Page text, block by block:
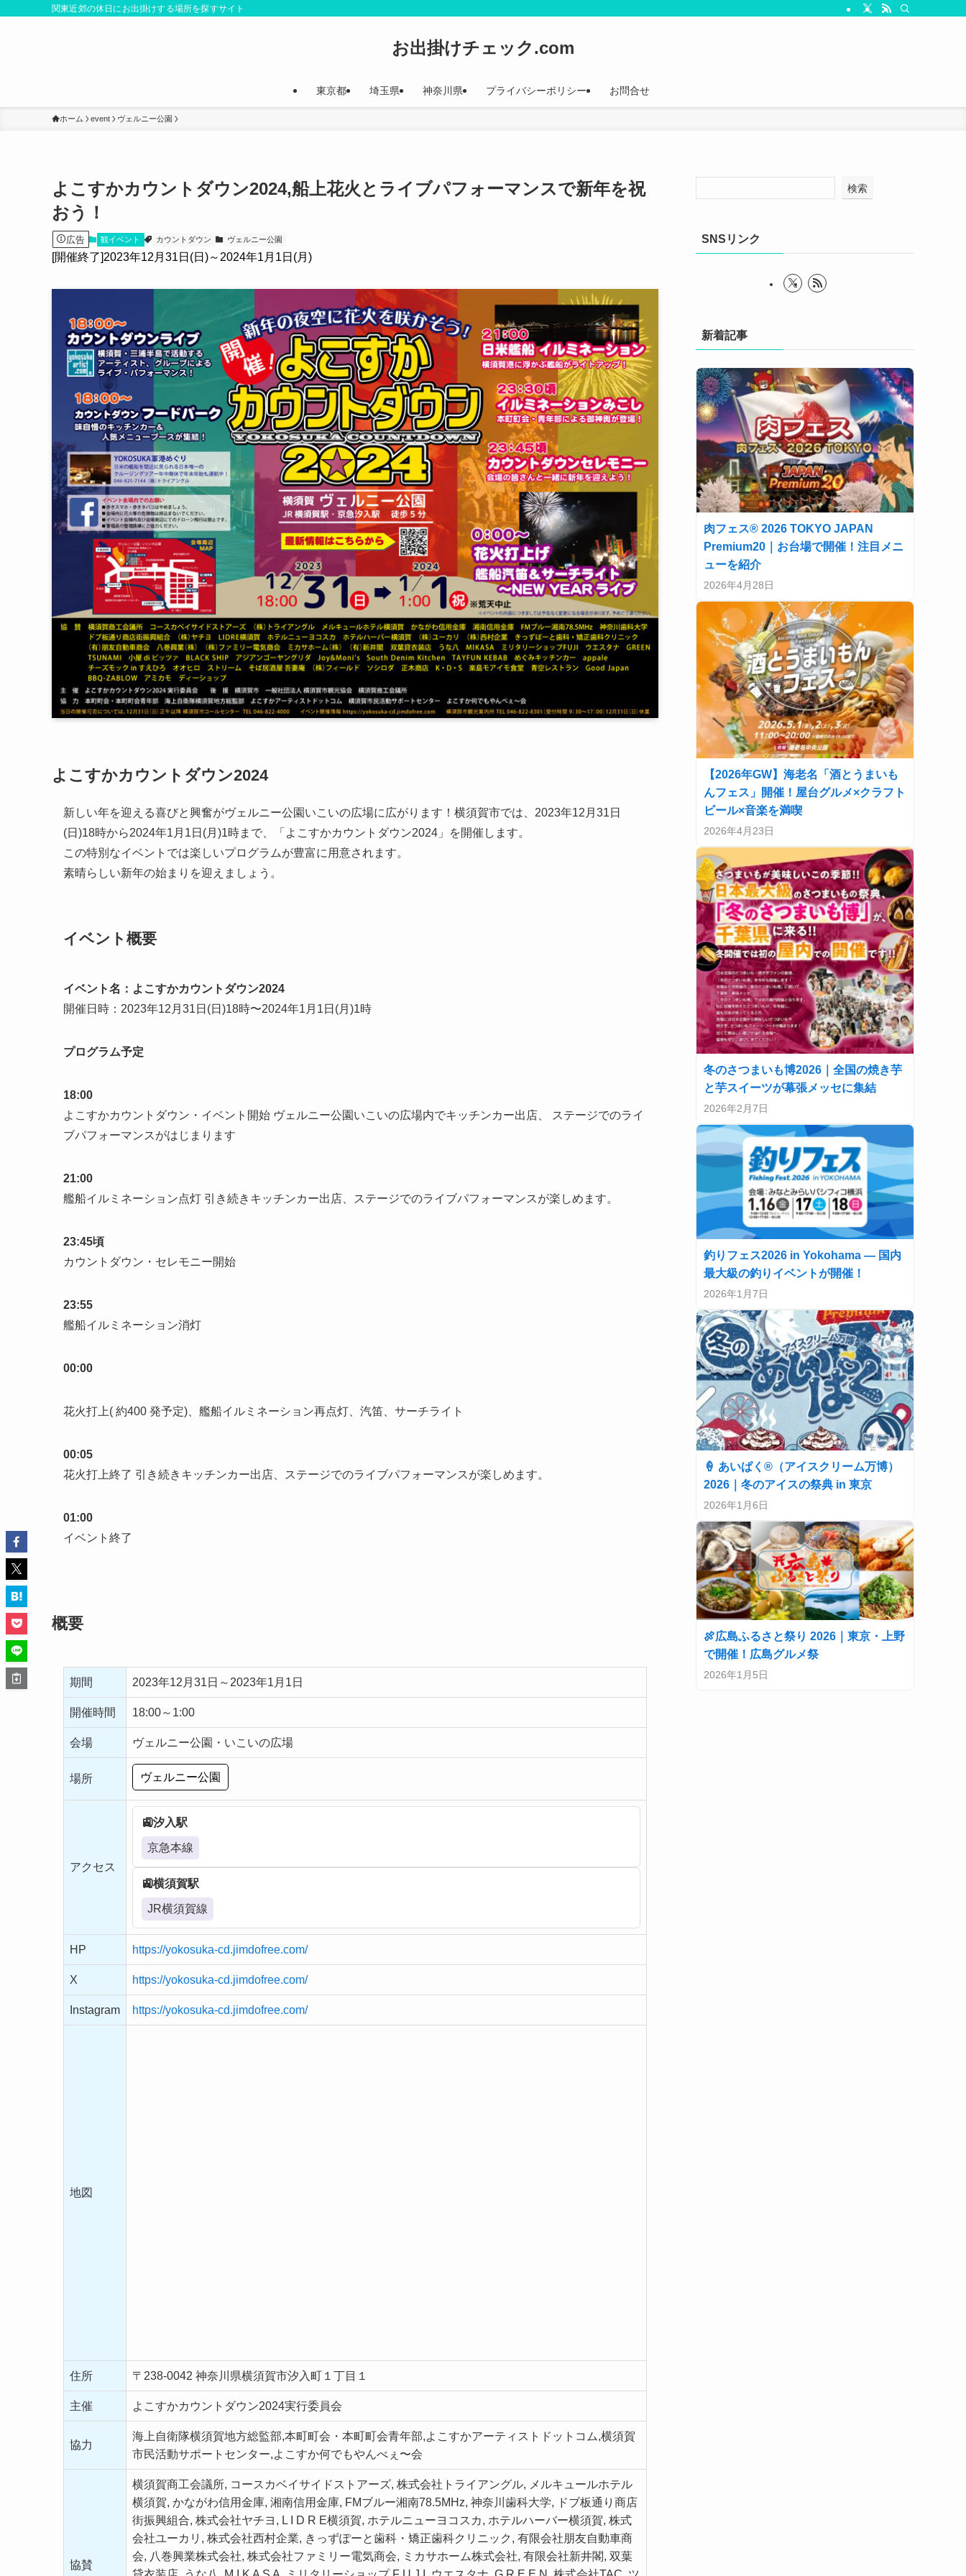
関東近郊の休日にお出掛けする場所を探すサイト
お出掛けチェック.com
東京都 埼玉県 神奈川県 プライバシーポリシー お問合せ
ホーム event ヴェルニー公園
よこすかカウントダウン2024,船上花火とライブパフォーマンスで新年を祝
おう！
広告 観イベント カウントダウン ヴェルニー公園
[開催終了]2023年12月31日(日)～2024年1月1日(月)
よこすかカウントダウン2024
新しい年を迎える喜びと興奮がヴェルニー公園いこいの広場に広がります！横須賀市では、2023年12月31日
(日)18時から2024年1月1日(月)1時まで、「よこすかカウントダウン2024」を開催します。
この特別なイベントでは楽しいプログラムが豊富に用意されます。
素晴らしい新年の始まりを迎えましょう。
イベント概要
イベント名：よこすかカウントダウン2024
開催日時：2023年12月31日(日)18時〜2024年1月1日(月)1時
プログラム予定
18:00
よこすかカウントダウン・イベント開始 ヴェルニー公園いこいの広場内でキッチンカー出店、 ステージでのライ
ブパフォーマンスがはじまります
21:00
艦船イルミネーション点灯 引き続きキッチンカー出店、ステージでのライブパフォーマンスが楽しめます。
23:45頃
カウントダウン・セレモニー開始
23:55
艦船イルミネーション消灯
00:00
花火打上( 約400 発予定)、艦船イルミネーション再点灯、汽笛、サーチライト
00:05
花火打上終了 引き続きキッチンカー出店、ステージでのライブパフォーマンスが楽しめます。
01:00
イベント終了
概要
期間 2023年12月31日～2023年1月1日
開催時間 18:00～1:00
会場 ヴェルニー公園・いこいの広場
場所 ヴェルニー公園
アクセス
汐入駅
京急本線
横須賀駅
JR横須賀線
HP https://yokosuka-cd.jimdofree.com/
X https://yokosuka-cd.jimdofree.com/
Instagram https://yokosuka-cd.jimdofree.com/
地図
住所 〒238-0042 神奈川県横須賀市汐入町１丁目１
主催 よこすかカウントダウン2024実行委員会
協力
海上自衛隊横須賀地方総監部,本町町会・本町町会青年部,よこすかアーティストドットコム,横須賀
市民活動サポートセンター,よこすか何でもやんべぇ〜会
協賛
横須賀商工会議所, コースカベイサイドストアーズ, 株式会社トライアングル, メルキュールホテル
横須賀, かながわ信用金庫, 湘南信用金庫, FMブルー湘南78.5MHz, 神奈川歯科大学, ドブ板通り商店
街振興組合, 株式会社ヤチヨ, L I D R E横須賀, ホテルニューヨコスカ, ホテルハーバー横須賀, 株式
会社ユーカリ, 株式会社西村企業, きっずぽーと歯科・矯正歯科クリニック, 有限会社朋友自動車商
会, 八巻興業株式会社, 株式会社ファミリー電気商会, ミカサホーム株式会社, 有限会社新井閣, 双葉
検索
SNSリンク
新着記事
肉フェス® 2026 TOKYO JAPAN
Premium20｜お台場で開催！注目メニ
ューを紹介
2026年4月28日
【2026年GW】海老名「酒とうまいも
んフェス」開催！屋台グルメ×クラフト
ビール×音楽を満喫
2026年4月23日
冬のさつまいも博2026｜全国の焼き芋
と芋スイーツが幕張メッセに集結
2026年2月7日
釣りフェス2026 in Yokohama — 国内
最大級の釣りイベントが開催！
2026年1月7日
🍦 あいぱく®（アイスクリーム万博）
2026｜冬のアイスの祭典 in 東京
2026年1月6日
🍖広島ふるさと祭り 2026｜東京・上野
で開催！広島グルメ祭
2026年1月5日